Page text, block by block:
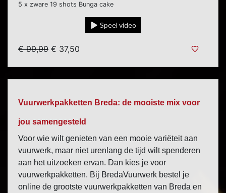
5 x zware 19 shots Bunga cake
Speel video
€ 99,99 € 37,50
Vuurwerkpakketten Breda: de mooiste mix voor
jou samengesteld
Voor wie wilt genieten van een mooie variëteit aan
vuurwerk, maar niet urenlang de tijd wilt spenderen
aan het uitzoeken ervan. Dan kies je voor
vuurwerkpakketten. Bij BredaVuurwerk bestel je
online de grootste vuurwerkpakketten van Breda en